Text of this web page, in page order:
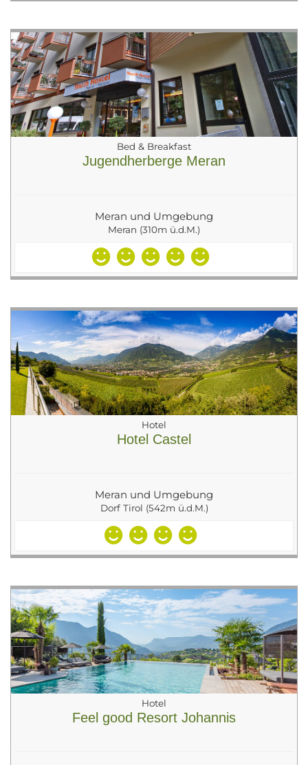
Bed & Breakfast
Jugendherberge Meran
Meran und Umgebung
Meran (310m ü.d.M.)
Hotel
Hotel Castel
Meran und Umgebung
Dorf Tirol (542m ü.d.M.)
Hotel
Feel good Resort Johannis